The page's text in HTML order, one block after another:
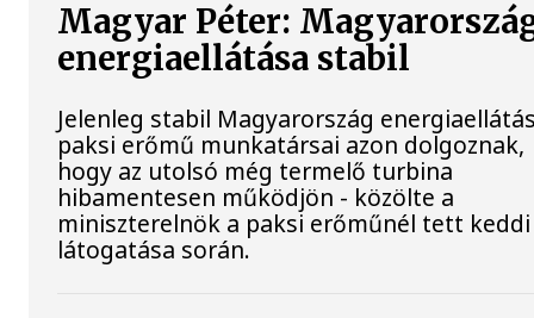
Magyar Péter:
energiaellátása stabil
Jelenleg stabil Magyarország
paksi erőmű munkatársai azon dolgoznak,
hogy az utolsó még termelő turbina
hibamentesen működjön - közölte a
miniszterelnök a paksi erőműnél tett keddi
látogatása során.